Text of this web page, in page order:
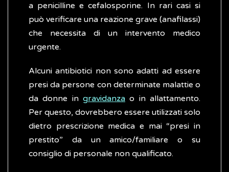
a penicilline e cefalosporine. In rari casi si
può verificare una reazione grave (anafilassi)
che necessita di un intervento medico
urgente.
Alcuni antibiotici non sono adatti ad essere
presi da persone con determinate malattie o
da donne in gravidanza o in allattamento.
Per questo, dovrebbero essere utilizzati solo
dietro prescrizione medica e mai “presi in
prestito” da un amico/familiare o su
consiglio di personale non qualificato.